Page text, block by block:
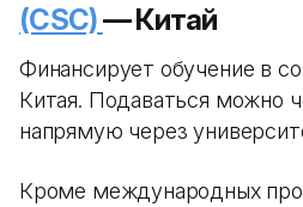
(CSC)— Китай
Финансирует обучение в
Китая. Подаваться можно
напрямую через
Кроме международных